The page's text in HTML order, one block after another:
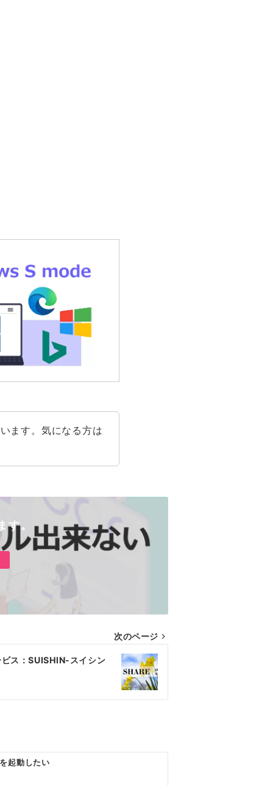
ます。気になる方は
。
次のページ
ス：SUISHIN-スイシン
起動したい